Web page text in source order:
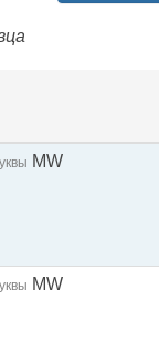
MW
MW